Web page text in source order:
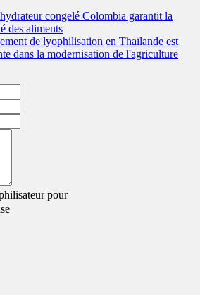
congelé Colombia garantit la
des aliments
de lyophilisation en Thaïlande est
dans la modernisation de l'agriculture
pour